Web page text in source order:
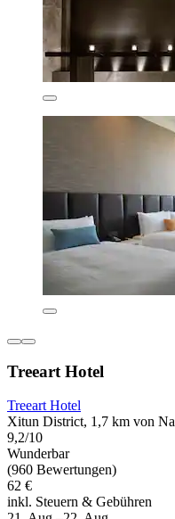
Treeart Hotel
Treeart Hotel
Xitun District, 1,7 km von
9,2/10
Wunderbar
(960 Bewertungen)
62 €
inkl. Steuern & Gebühren